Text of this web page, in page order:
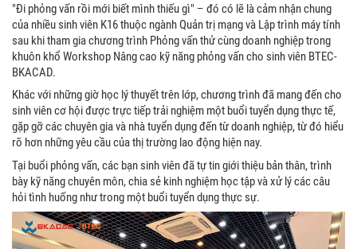
"Đi phỏng vấn rồi mới biết mình thiếu gì" – đó có lẽ là cảm nhận chung
của nhiều sinh viên K16 thuộc ngành Quản trị mạng và Lập trình máy tính
sau khi tham gia chương trình Phỏng vấn thử cùng doanh nghiệp trong
khuôn khổ Workshop Nâng cao kỹ năng phỏng vấn cho sinh viên BTEC-
BKACAD.
Khác với những giờ học lý thuyết trên lớp, chương trình đã mang đến cho
sinh viên cơ hội được trực tiếp trải nghiệm một buổi tuyển dụng thực tế,
gặp gỡ các chuyên gia và nhà tuyển dụng đến từ doanh nghiệp, từ đó hiểu
rõ hơn những yêu cầu của thị trường lao động hiện nay.
Tại buổi phỏng vấn, các bạn sinh viên đã tự tin giới thiệu bản thân, trình
bày kỹ năng chuyên môn, chia sẻ kinh nghiệm học tập và xử lý các câu
hỏi tình huống như trong một buổi tuyển dụng thực sự.